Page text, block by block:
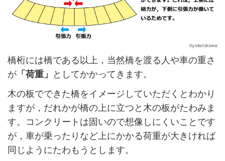
橋桁には橋である以上，当然橋を渡る人や車の重さ
が 「荷重」 としてかかってきます。
木の板でできた橋をイメージしていただくとわかり
ますが，だれかが橋の上に立つと木の板がたわみま
す。コンクリートは固いので想像しにくいことです
が，車が乗ったりなど上にかかる荷重が大きければ
同じようにたわもうとします。